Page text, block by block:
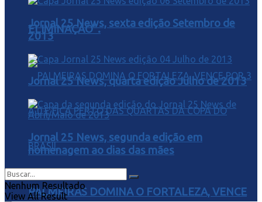
ELIMINAÇÃO”.
PALMEIRAS DOMINA O FORTALEZA, VENCE
Jornal 25 News, sexta edição Setembro de
2013
Jornal 25 News, quarta edição Julho de 2013
Jornal 25 News, segunda edição em
homenagem ao dias das mães
Nenhum Resultado
View All Result